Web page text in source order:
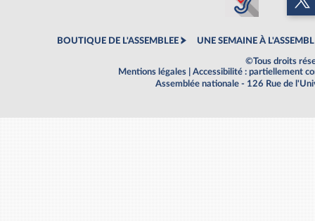
BOUTIQUE DE L'ASSEMBLEE UNE SEMAINE À
©Tous droits
Mentions légales
Accessibilité : partiellement
Assemblée nationale - 126 Rue de